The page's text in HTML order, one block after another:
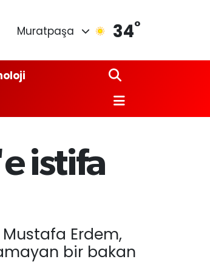
Muratpaşa 34°
istifa
Mustafa Erdem,
bir bakan